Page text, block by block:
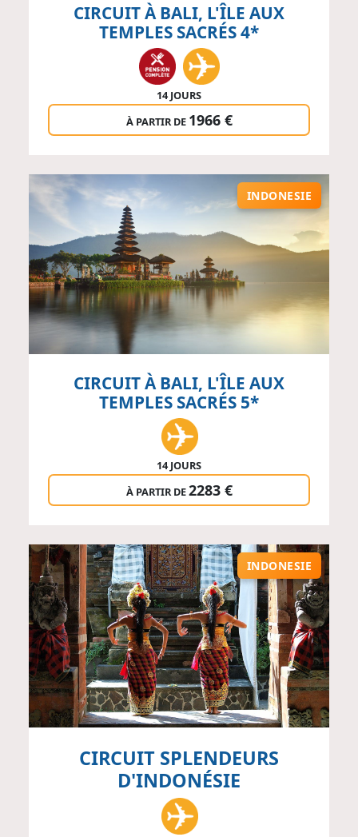
CIRCUIT À BALI, L'ÎLE AUX
TEMPLES SACRÉS 4*
14 JOURS
À PARTIR DE 1966 €
INDONESIE
CIRCUIT À BALI, L'ÎLE AUX
TEMPLES SACRÉS 5*
14 JOURS
À PARTIR DE2283 €
INDONESIE
CIRCUIT SPLENDEURS
D'INDONÉSIE